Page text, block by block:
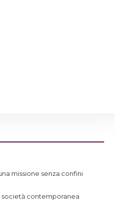
missione senza confini
società contemporanea